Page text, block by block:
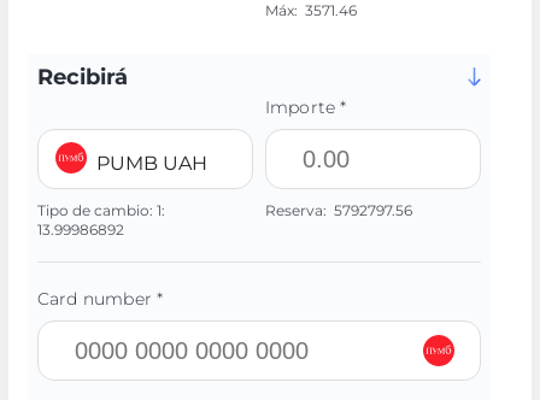
Máx: 3571.46
Recibirá
PUMB UAH
Tipo de cambio: 1:
13.99986892
Importe *
Reserva: 5792797.56
Card number *